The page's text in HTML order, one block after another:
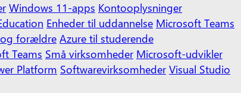
Windows 11-apps Kontooplysninger
Enheder til uddannelse Microsoft Teams
og forældre Azure til studerende
Teams Små virksomheder Microsoft-udvikler
Platform Softwarevirksomheder Visual Studio